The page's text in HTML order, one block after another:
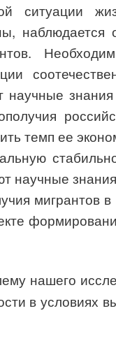
ситуации
научные
темп ее
научные
мигрантов
нашего
в условиях